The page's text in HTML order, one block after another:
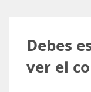
Debes
ver el